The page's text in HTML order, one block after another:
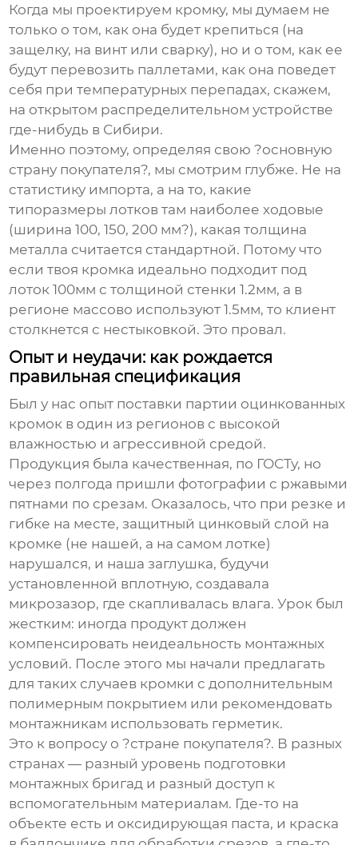
Когда мы проектируем кромку, мы думаем не
только о том, как она будет крепиться (на
защелку, на винт или сварку), но и о том, как ее
будут перевозить паллетами, как она поведет
себя при температурных перепадах, скажем,
на открытом распределительном устройстве
где-нибудь в Сибири.
Именно поэтому, определяя свою ?основную
страну покупателя?, мы смотрим глубже. Не на
статистику импорта, а на то, какие
типоразмеры лотков там наиболее ходовые
(ширина 100, 150, 200 мм?), какая толщина
металла считается стандартной. Потому что
если твоя кромка идеально подходит под
лоток 100мм с толщиной стенки 1.2мм, а в
регионе массово используют 1.5мм, то клиент
столкнется с нестыковкой. Это провал.
Опыт и неудачи: как рождается
правильная спецификация
Был у нас опыт поставки партии оцинкованных
кромок в один из регионов с высокой
влажностью и агрессивной средой.
Продукция была качественная, по ГОСТу, но
через полгода пришли фотографии с ржавыми
пятнами по срезам. Оказалось, что при резке и
гибке на месте, защитный цинковый слой на
кромке (не нашей, а на самом лотке)
нарушался, и наша заглушка, будучи
установленной вплотную, создавала
микрозазор, где скапливалась влага. Урок был
жестким: иногда продукт должен
компенсировать неидеальность монтажных
условий. После этого мы начали предлагать
для таких случаев кромки с дополнительным
полимерным покрытием или рекомендовать
монтажникам использовать герметик.
Это к вопросу о ?стране покупателя?. В разных
странах — разный уровень подготовки
монтажных бригад и разный доступ к
вспомогательным материалам. Где-то на
объекте есть и оксидирующая паста, и краска